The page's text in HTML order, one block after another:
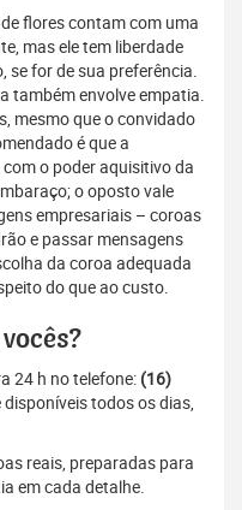
flores contam com uma
mas ele tem liberdade
se for de sua preferência.
também envolve empatia.
mesmo que o convidado
é que a
o poder aquisitivo da
o oposto vale
empresariais – coroas
e passar mensagens
da coroa adequada
do que ao custo.
24 h no telefone: (16)
todos os dias,
reais, preparadas para
em cada detalhe.